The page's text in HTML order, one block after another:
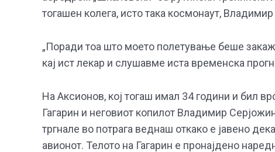
тогашен колега, исто така космонаут,
„Поради тоа што моето полетување беше
кај ист лекар и слушавме иста временска
На Аксионов, кој тогаш имал 34 години и бил
Гагарин и неговиот копилот Владимир
тргнале во потрага веднаш откако е јавено
авионот. Телото на Гагарин е пронајдено